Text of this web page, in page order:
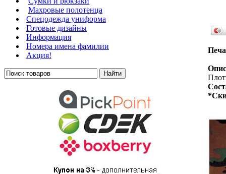
Махровые полотенца
Cпецодежда униформа
Готовые дизайны
Информация
Номера имена фамилии
Акция!